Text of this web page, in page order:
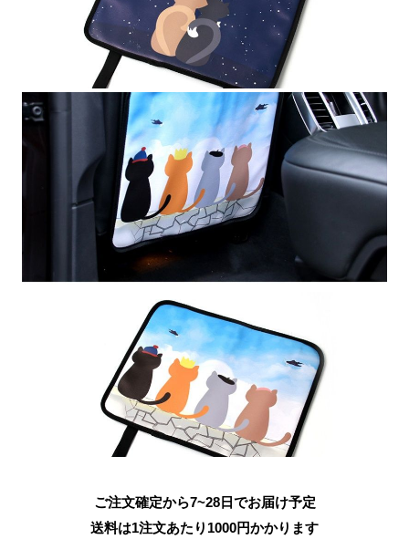
ご注文確定から7~28日でお届け予定
送料は1注文あたり 1000円かかります